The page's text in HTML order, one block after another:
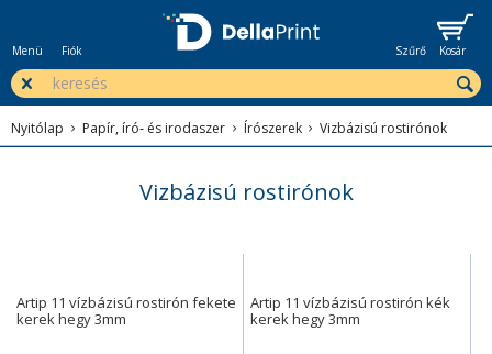
Menü Fiók Szűrő Kosár
Nyitólap Papír, író- és irodaszer Írószerek Vizbázisú rostirónok
Vizbázisú rostirónok
Artip 11 vízbázisú rostirón fekete
kerek hegy 3mm
Artip 11 vízbázisú rostirón kék
kerek hegy 3mm